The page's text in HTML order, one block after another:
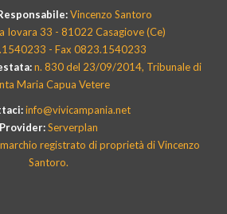
Vincenzo Santoro
Iovara 33 - 81022 Casagiove (Ce)
- Fax 0823.1540233
n. 830 del 23/09/2014, Tribunale di
Maria Capua Vetere
info@vivicampania.net
Provider:Serverplan
registrato di proprietà di Vincenzo
Santoro.